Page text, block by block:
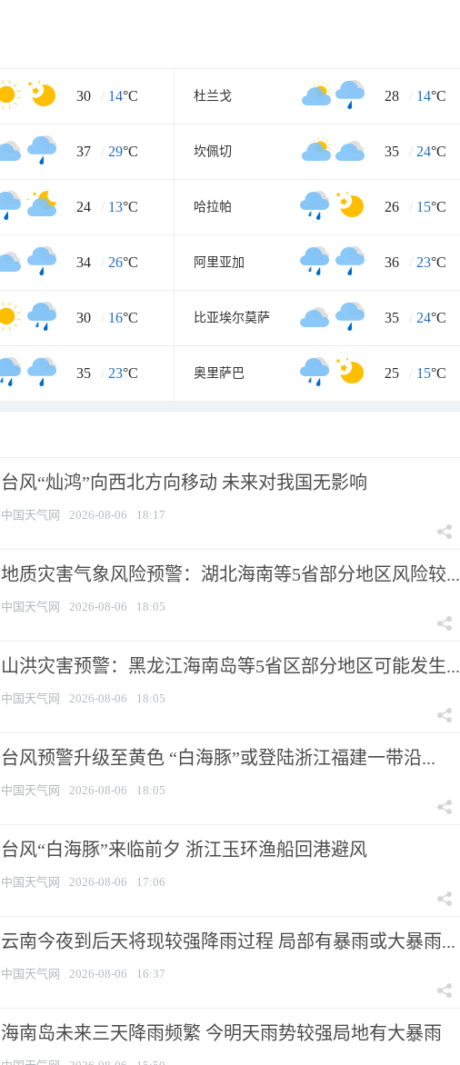
30 / 14°C 杜兰戈 28 / 14°C
37 / 29°C 坎佩切 35 / 24°C
24 / 13°C 哈拉帕 26 / 15°C
34 / 26°C 阿里亚加 36 / 23°C
30 / 16°C 比亚埃尔莫萨 35 / 24°C
35 / 23°C 奥里萨巴 25 / 15°C
台风“灿鸿”向西北方向移动 未来对我国无影响
中国天气网 2026-08-06 18:17
地质灾害气象风险预警：湖北海南等5省部分地区风险较...
中国天气网 2026-08-06 18:05
山洪灾害预警：黑龙江海南岛等5省区部分地区可能发生...
中国天气网 2026-08-06 18:05
台风预警升级至黄色 “白海豚”或登陆浙江福建一带沿...
中国天气网 2026-08-06 18:05
台风“白海豚”来临前夕 浙江玉环渔船回港避风
中国天气网 2026-08-06 17:06
云南今夜到后天将现较强降雨过程 局部有暴雨或大暴雨...
中国天气网 2026-08-06 16:37
海南岛未来三天降雨频繁 今明天雨势较强局地有大暴雨